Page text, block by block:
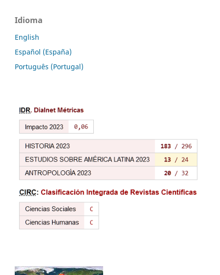
Idioma
English
Español (España)
Português (Portugal)